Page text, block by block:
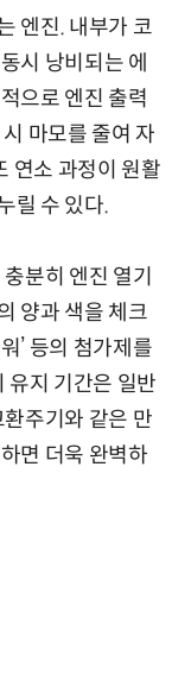
엔진. 내부가 코
시 낭비되는 에
으로 엔진 출력
마모를 줄여 자
연소 과정이 원활
릴 수 있다.
분히 엔진 열기
양과 색을 체크
’ 등의 첨가제를
유지 기간은 일반
주기와 같은 만
면 더욱 완벽하